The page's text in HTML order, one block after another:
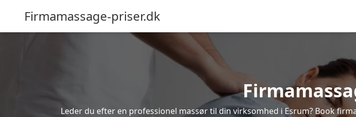
Firmamassage-priser.dk
Leder du efter en professionel massør til din virksomhed i Esrum? Book